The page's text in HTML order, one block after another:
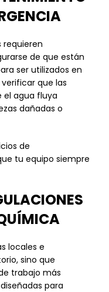
requieren
de que están
ser utilizados en
que las
el agua fluya
dañadas o
de
tu equipo siempre
locales e
sino que
trabajo más
para